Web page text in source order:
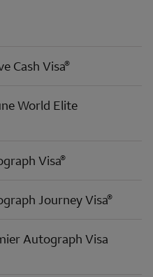
Cash Visa®
World Elite
Visa®
Journey Visa®
Autograph Visa